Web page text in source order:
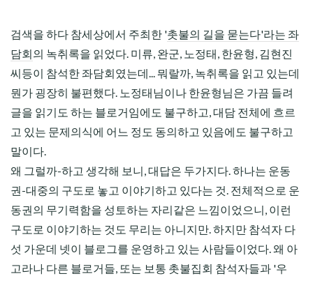
검색을 하다 참세상에서 주최한 '촛불의 길을 묻는다'라는 좌
담회의 녹취록을 읽었다. 미류, 완군, 노정태, 한윤형, 김현진
씨등이 참석한 좌담회였는데... 뭐랄까, 녹취록을 읽고 있는데
뭔가 굉장히 불편했다. 노정태님이나 한윤형님은 가끔 들려
글을 읽기도 하는 블로거임에도 불구하고, 대담 전체에 흐르
고 있는 문제의식에 어느 정도 동의하고 있음에도 불구하고
말이다.
왜 그럴까-하고 생각해 보니, 대답은 두가지다. 하나는 운동
권-대중의 구도로 놓고 이야기하고 있다는 것. 전체적으로 운
동권의 무기력함을 성토하는 자리같은 느낌이었으니, 이런
구도로 이야기하는 것도 무리는 아니지만. 하지만 참석자 다
섯 가운데 넷이 블로그를 운영하고 있는 사람들이었다. 왜 아
고라나 다른 블로거들, 또는 보통 촛불집회 참석자들과 '우